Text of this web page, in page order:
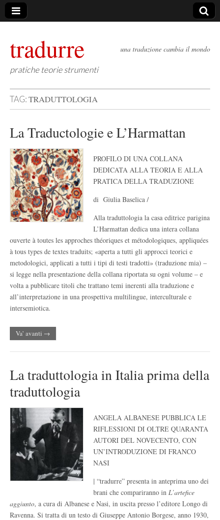
tradurre
pratiche teorie strumenti
una traduzione cambia il mondo
TAG:TRADUTTOLOGIA
La Traductologie e L’Harmattan
PROFILO DI UNA COLLANA
DEDICATA ALLA TEORIA E ALLA
PRATICA DELLA TRADUZIONE
di Giulia Baselica /
Alla traduttologia la casa editrice parigina
L’Harmattan dedica una intera collana
ouverte à toutes les approches théoriques et métodologiques, appliquées
à tous types de textes traduits; «aperta a tutti gli approcci teorici e
metodologici, applicati a tutti i tipi di testi tradotti» (traduzione mia) –
si legge nella presentazione della collana riportata su ogni volume – e
volta a pubblicare titoli che trattano temi inerenti alla traduzione e
all’interpretazione in una prospettiva multilingue, interculturale e
intersemiotica.
Va’ avanti →
La traduttologia in Italia prima della
traduttologia
ANGELA ALBANESE PUBBLICA LE
RIFLESSIONI DI OLTRE QUARANTA
AUTORI DEL NOVECENTO, CON
UN’INTRODUZIONE DI FRANCO
NASI
| “tradurre” presenta in anteprima uno dei
brani che compariranno in L’artefice
aggiunto, a cura di Albanese e Nasi, in uscita presso l’editore Longo di
Ravenna. Si tratta di un testo di Giuseppe Antonio Borgese, anno 1930,